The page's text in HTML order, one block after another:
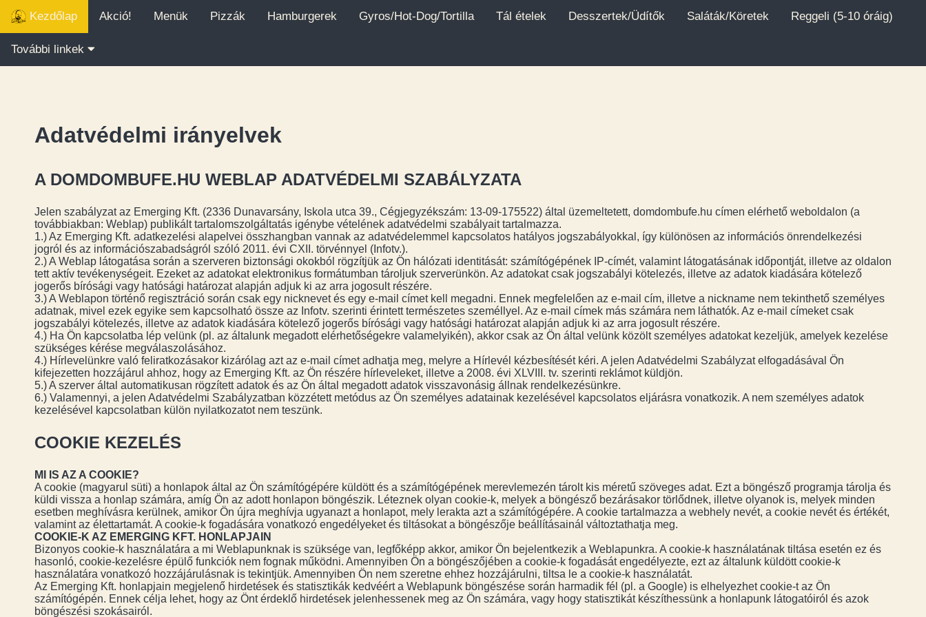
Kezdőlap Akció! Menük Pizzák Hamburgerek Gyros/Hot-Dog/Tortilla Tál ételek Desszertek/Üdítők Saláták/Köretek Reggeli (5-10 óráig)
További linkek
Adatvédelmi irányelvek
A DOMDOMBUFE.HU WEBLAP ADATVÉDELMI SZABÁLYZATA
Jelen szabályzat az Emerging Kft. (2336 Dunavarsány, Iskola utca 39., Cégjegyzékszám: 13-09-175522) által üzemeltetett, domdombufe.hu címen elérhető weboldalon (a
továbbiakban: Weblap) publikált tartalomszolgáltatás igénybe vételének adatvédelmi szabályait tartalmazza.
1.) Az Emerging Kft. adatkezelési alapelvei összhangban vannak az adatvédelemmel kapcsolatos hatályos jogszabályokkal, így különösen az információs önrendelkezési
jogról és az információszabadságról szóló 2011. évi CXII. törvénnyel (Infotv.).
2.) A Weblap látogatása során a szerveren biztonsági okokból rögzítjük az Ön hálózati identitását: számítógépének IP-címét, valamint látogatásának időpontját, illetve az oldalon
tett aktív tevékenységeit. Ezeket az adatokat elektronikus formátumban tároljuk szerverünkön. Az adatokat csak jogszabályi kötelezés, illetve az adatok kiadására kötelező
jogerős bírósági vagy hatósági határozat alapján adjuk ki az arra jogosult részére.
3.) A Weblapon történő regisztráció során csak egy nicknevet és egy e-mail címet kell megadni. Ennek megfelelően az e-mail cím, illetve a nickname nem tekinthető személyes
adatnak, mivel ezek egyike sem kapcsolható össze az Infotv. szerinti érintett természetes személlyel. Az e-mail címek más számára nem láthatók. Az e-mail címeket csak
jogszabályi kötelezés, illetve az adatok kiadására kötelező jogerős bírósági vagy hatósági határozat alapján adjuk ki az arra jogosult részére.
4.) Ha Ön kapcsolatba lép velünk (pl. az általunk megadott elérhetőségekre valamelyikén), akkor csak az Ön által velünk közölt személyes adatokat kezeljük, amelyek kezelése
szükséges kérése megválaszolásához.
4.) Hírlevelünkre való feliratkozásakor kizárólag azt az e-mail címet adhatja meg, melyre a Hírlevél kézbesítését kéri. A jelen Adatvédelmi Szabályzat elfogadásával Ön
kifejezetten hozzájárul ahhoz, hogy az Emerging Kft. az Ön részére hírleveleket, illetve a 2008. évi XLVIII. tv. szerinti reklámot küldjön.
5.) A szerver által automatikusan rögzített adatok és az Ön által megadott adatok visszavonásig állnak rendelkezésünkre.
6.) Valamennyi, a jelen Adatvédelmi Szabályzatban közzétett metódus az Ön személyes adatainak kezelésével kapcsolatos eljárásra vonatkozik. A nem személyes adatok
kezelésével kapcsolatban külön nyilatkozatot nem teszünk.
COOKIE KEZELÉS
MI IS AZ A COOKIE?
A cookie (magyarul süti) a honlapok által az Ön számítógépére küldött és a számítógépének merevlemezén tárolt kis méretű szöveges adat. Ezt a böngésző programja tárolja és
küldi vissza a honlap számára, amíg Ön az adott honlapon böngészik. Léteznek olyan cookie-k, melyek a böngésző bezárásakor törlődnek, illetve olyanok is, melyek minden
esetben meghívásra kerülnek, amikor Ön újra meghívja ugyanazt a honlapot, mely lerakta azt a számítógépére. A cookie tartalmazza a webhely nevét, a cookie nevét és értékét,
valamint az élettartamát. A cookie-k fogadására vonatkozó engedélyeket és tiltásokat a böngészője beállításainál változtathatja meg.
COOKIE-K AZ EMERGING KFT. HONLAPJAIN
Bizonyos cookie-k használatára a mi Weblapunknak is szüksége van, legfőképp akkor, amikor Ön bejelentkezik a Weblapunkra. A cookie-k használatának tiltása esetén ez és
hasonló, cookie-kezelésre épülő funkciók nem fognak működni. Amennyiben Ön a böngészőjében a cookie-k fogadását engedélyezte, ezt az általunk küldött cookie-k
használatára vonatkozó hozzájárulásnak is tekintjük. Amennyiben Ön nem szeretne ehhez hozzájárulni, tiltsa le a cookie-k használatát.
Az Emerging Kft. honlapjain megjelenő hirdetések és statisztikák kedvéért a Weblapunk böngészése során harmadik fél (pl. a Google) is elhelyezhet cookie-t az Ön
számítógépén. Ennek célja lehet, hogy az Önt érdeklő hirdetések jelenhessenek meg az Ön számára, vagy hogy statisztikát készíthessünk a honlapunk látogatóiról és azok
böngészési szokásairól.